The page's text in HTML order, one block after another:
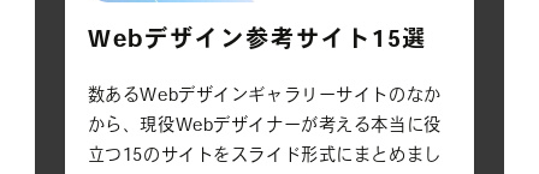
Webデザイン参考サイト15選
数あるWebデザインギャラリーサイトのなか
から、現役Webデザイナーが考える本当に役
立つ15のサイトをスライド形式にまとめまし